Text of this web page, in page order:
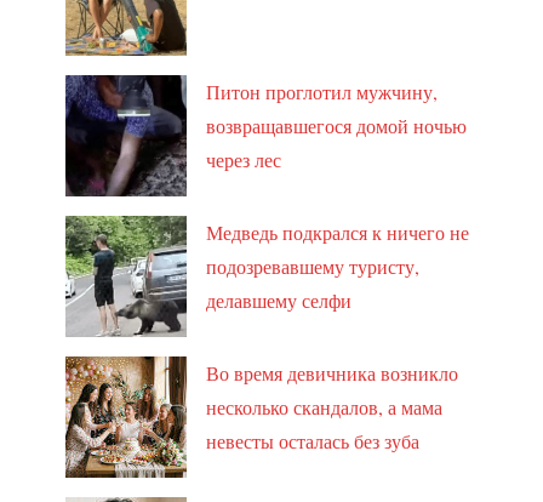
Питон проглотил мужчину,
возвращавшегося домой ночью
через лес
Медведь подкрался к ничего не
подозревавшему туристу,
делавшему селфи
Во время девичника возникло
несколько скандалов, а мама
невесты осталась без зуба